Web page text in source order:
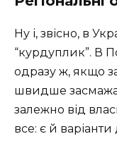
Ну і, звісно, в
“курдуплик”. В
одразу ж, якщо
швидше
залежно від
все: є й варіанти